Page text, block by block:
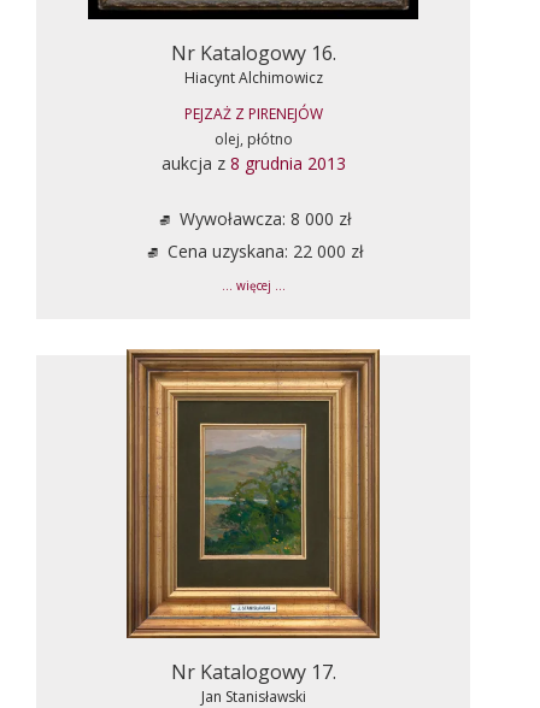
Nr Katalogowy 16.
Hiacynt Alchimowicz
PEJZAŻ Z PIRENEJÓW
olej, płótno
aukcja z 8 grudnia 2013
Wywoławcza: 8 000 zł
Cena uzyskana: 22 000 zł
... więcej ...
Nr Katalogowy 17.
Jan Stanisławski